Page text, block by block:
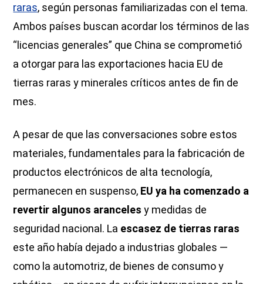
raras, según personas familiarizadas con el tema.
Ambos países buscan acordar los términos de las
“licencias generales” que China se comprometió
a otorgar para las exportaciones hacia EU de
tierras raras y minerales críticos antes de fin de
mes.
A pesar de que las conversaciones sobre estos
materiales, fundamentales para la fabricación de
productos electrónicos de alta tecnología,
permanecen en suspenso, EU ya ha comenzado a
revertir algunos arancelesy medidas de
seguridad nacional. La escasez de tierras raras
este año había dejado a industrias globales —
como la automotriz, de bienes de consumo y